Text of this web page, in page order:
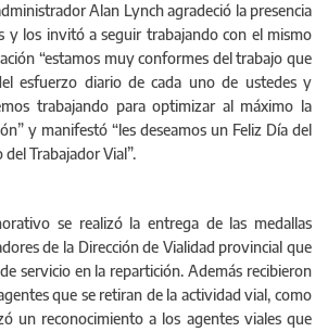
Alan Lynch agradeció la presencia
y los invitó a seguir trabajando con el mismo
“estamos muy conformes del trabajo que
esfuerzo diario de cada uno de ustedes y
trabajando para optimizar al máximo la
y manifestó “les deseamos un Feliz Día del
Trabajador Vial”.
se realizó la entrega de las medallas
de la Dirección de Vialidad provincial que
servicio en la repartición. Además recibieron
que se retiran de la actividad vial, como
un reconocimiento a los agentes viales que